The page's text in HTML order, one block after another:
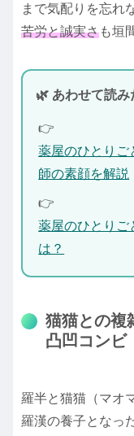
まで気配りを忘れ
苦労と誠実さも垣
🌿 あわせて読
👉
薬屋のひとりご
師の素顔を解説
👉
薬屋のひとりご
は？
猫猫との複
凸凹コンビ
羅半と猫猫（マオ
羅漢の養子となっ